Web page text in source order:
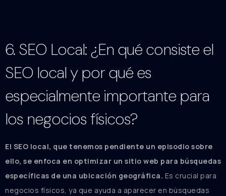
6. SEO Local: ¿En qué consiste el
SEO local y por qué es
especialmente importante para
los negocios físicos?
El SEO local, que tenemos pendiente un episodio sobre
ello, se enfoca en optimizar un sitio web para búsquedas
específicas de una ubicación geográfica. Es crucial para
negocios físicos, ya que ayuda a aparecer en búsquedas